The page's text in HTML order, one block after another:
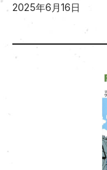
2025年6月16日